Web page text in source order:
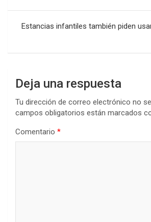
entradas
Estancias infantiles también piden
Deja una respuesta
Tu dirección de correo electrónico no
campos obligatorios están marcados
Comentario *